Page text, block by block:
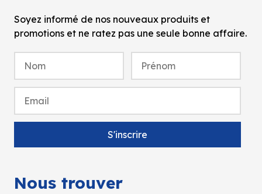
Soyez informé de nos nouveaux produits et
promotions et ne ratez pas une seule bonne affaire.
Nous trouver